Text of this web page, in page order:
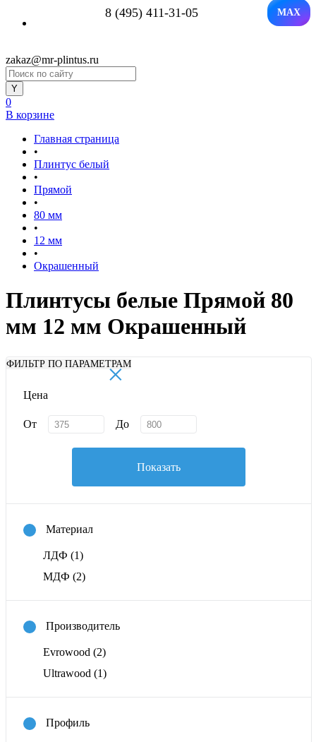
8 (495) 411-31-05 MAX
zakaz@mr-plintus.ru
0
В корзине
Главная страница
•
Плинтус белый
•
Прямой
•
80 мм
•
12 мм
•
Окрашенный
Плинтусы белые Прямой 80
мм 12 мм Окрашенный
ФИЛЬТР ПО ПАРАМЕТРАМ
×
Цена
От До
Показать
Материал
ЛДФ (1)
МДФ (2)
Производитель
Evrowood (2)
Ultrawood (1)
Профиль